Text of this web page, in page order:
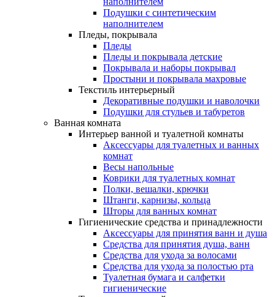
Подушки с синтетическим
наполнителем
Пледы, покрывала
Пледы
Пледы и покрывала детские
Покрывала и наборы покрывал
Простыни и покрывала махровые
Текстиль интерьерный
Декоративные подушки и наволочки
Подушки для стульев и табуретов
Ванная комната
Интерьер ванной и туалетной комнаты
Аксессуары для туалетных и ванных
комнат
Весы напольные
Коврики для туалетных комнат
Полки, вешалки, крючки
Штанги, карнизы, кольца
Шторы для ванных комнат
Гигиенические средства и принадлежности
Аксессуары для принятия ванн и душа
Средства для принятия душа, ванн
Средства для ухода за волосами
Средства для ухода за полостью рта
Туалетная бумага и салфетки
гигиенические